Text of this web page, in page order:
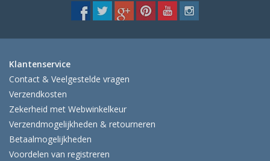
Klantenservice
Contact & Veelgestelde vragen
Verzendkosten
Zekerheid met Webwinkelkeur
Verzendmogelijkheden & retourneren
Betaalmogelijkheden
Voordelen van registreren